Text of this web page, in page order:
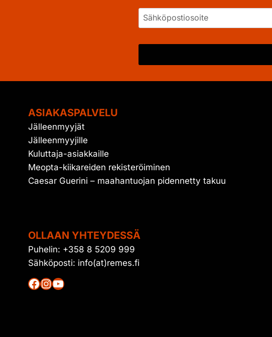
ASIAKASPALVELU
Jälleenmyyjät
Jälleenmyyjille
Kuluttaja-asiakkaille
Meopta-kiikareiden rekisteröiminen
Caesar Guerini – maahantuojan pidennetty takuu
OLLAAN YHTEYDESSÄ
Puhelin: +358 8 5209 999
Sähköposti: info(at)remes.fi
Facebook
Instagram
YouTube